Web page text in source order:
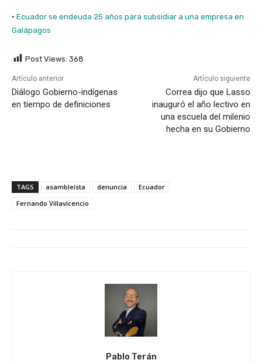
· Ecuador se endeuda 25 años para subsidiar a una empresa en
Galápagos
Post Views: 368
Artículo anterior
Diálogo Gobierno-indígenas
en tiempo de definiciones
Artículo siguiente
Correa dijo que Lasso
inauguró el año lectivo en
una escuela del milenio
hecha en su Gobierno
TAGS asambleísta denuncia
Ecuador
Fernando Villavicencio
Pablo Terán